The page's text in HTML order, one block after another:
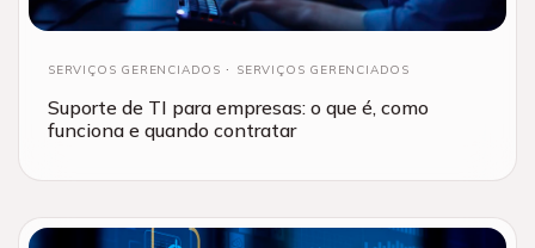
SERVIÇOS GERENCIADOS SERVIÇOS GERENCIADOS
Suporte de TI para empresas: o que é, como
funciona e quando contratar